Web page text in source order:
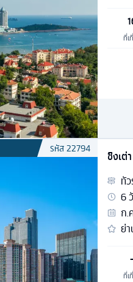
ที่เ
รหัส22794
ชิงเต่
ทั
6
ก.
ย่
ที่เ